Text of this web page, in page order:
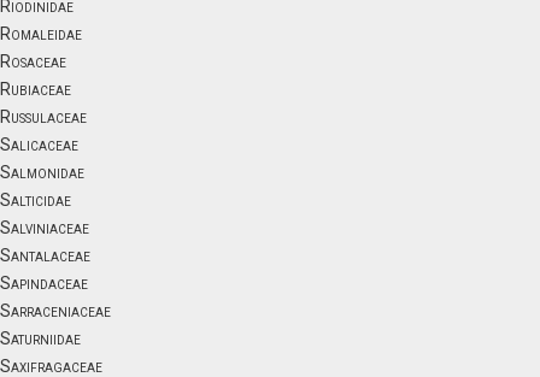
Riodinidae
Romaleidae
Rosaceae
Rubiaceae
Russulaceae
Salicaceae
Salmonidae
Salticidae
Salviniaceae
Santalaceae
Sapindaceae
Sarraceniaceae
Saturniidae
Saxifragaceae